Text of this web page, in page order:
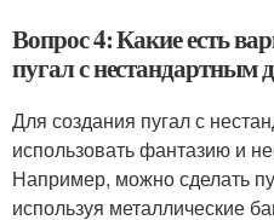
Вопрос 4: Какие есть
пугал с нестандартным
Для создания пугал с
использовать фантазию и
Например, можно сделать
используя металлические